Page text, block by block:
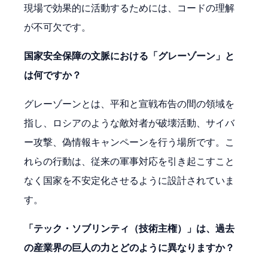
現場で効果的に活動するためには、コードの理解
が不可欠です。
国家安全保障の文脈における「グレーゾーン」と
は何ですか？
グレーゾーンとは、平和と宣戦布告の間の領域を
指し、ロシアのような敵対者が破壊活動、サイバ
ー攻撃、偽情報キャンペーンを行う場所です。こ
れらの行動は、従来の軍事対応を引き起こすこと
なく国家を不安定化させるように設計されていま
す。
「テック・ソブリンティ（技術主権）」は、過去
の産業界の巨人の力とどのように異なりますか？